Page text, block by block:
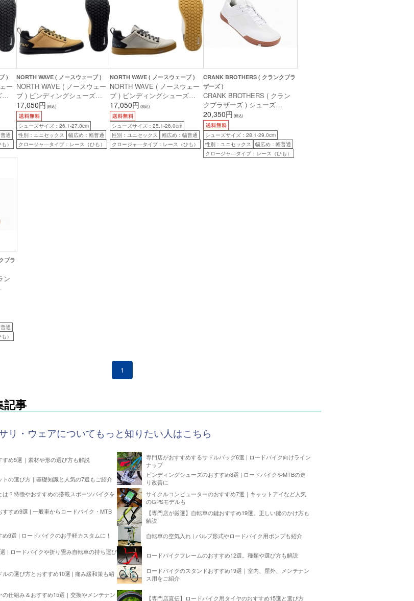
)
ー
)
通
）
NORTH WAVE ( ノースウェーブ )
NORTH WAVE ( ノースウェー
ブ ) ビンディングシューズ
TAILWHIP ( テールウィップ )
ブラック/HONEY 41 ( 26.0cm )
17,050円 (税込)
シューズサイズ：26.1-27.0cm
性別：ユニセックス
幅広め：幅普通
クロージャ―タイプ：レース（ひも）
NORTH WAVE ( ノースウェーブ )
NORTH WAVE ( ノースウェー
ブ ) ビンディングシューズ
TAILWHIP ( テールウィップ )
OFF ホワイト 40 ( 25.0cm )
17,050円 (税込)
シューズサイズ：25.1-26.0cm
性別：ユニセックス
幅広め：幅普通
クロージャ―タイプ：レース（ひも）
CRANK BROTHERS ( クランクブラ
ザーズ )
CRANK BROTHERS ( クラン
クブラザーズ ) シューズ
STAMP LACE ( スタンプ レー
ス ) ファビオ ヴィブマー シ
グネチャーモデル 11/29CM
20,350円 (税込)
シューズサイズ：28.1-29.0cm
性別：ユニセックス
幅広め：幅普通
クロージャ―タイプ：レース（ひも）
ブラ
ン
ー
通
）
1
記事
リ・ウェアについてもっと知りたい人はこちら
すめ5選｜素材や形の選び方も解説
専門店がおすすめするサドルバッグ6選 | ロードバイク向けライン
ナップ
トの選び方｜基礎知識と人気の7選もご紹介
ビンディングシューズのおすすめ8選 | ロードバイクやMTBの走
り改善に
は？特徴やおすすめの搭載スポーツバイクを
サイクルコンピューターのおすすめ7選｜キャットアイなど人気
のGPSモデルも
すすめ9選 | 一般車からロードバイク・MTB
【専門店が厳選】自転車の鍵おすすめ19選。正しい鍵のかけ方も
解説
9選 | ロードバイクのお手軽カスタムに！
自転車の空気入れ | バルブ形式やロードバイク用ポンプも紹介
| ロードバイクや折り畳み自転車の持ち運び
ロードバイクフレームのおすすめ12選。種類や選び方も解説
ルの選び方とおすすめ10選 | 痛み緩和策も紹
ロードバイクのスタンドおすすめ19選｜室内、屋外、メンテナン
ス用をご紹介
仕組み＆おすすめ15選｜交換やメンテナン
【専門店直伝】ロードバイク用タイヤのおすすめ15選と選び方